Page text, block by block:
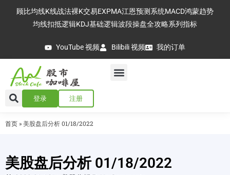
顾比均线K线战法裸K交易EXPMA江恩预测系统MACD鸿蒙趋势
均线扣抵逻辑KDJ基础逻辑波段操盘全攻略系列指标
YouTube 视频 Bilibili 视频 我的订单
登录 注册
首页 » 美股盘后分析 01/18/2022
美股盘后分析 01/18/2022